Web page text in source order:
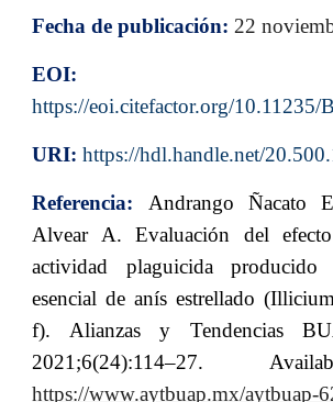
Fecha de publicación: 22
EOI:
https://eoi.citefactor.org/10.11235/
URI: https://hdl.handle.net/
Referencia: Andrango Ñacato
Alvear A. Evaluación del
actividad plaguicida
esencial de anís estrellado
f). Alianzas y Tendencias
2021;6(24):114–27.
https://www.aytbuap.mx/aytbuap-